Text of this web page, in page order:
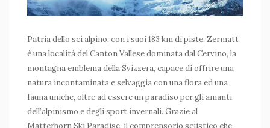
Patria dello sci alpino, con i suoi 183 km di piste, Zermatt
è una località del Canton Vallese dominata dal Cervino, la
montagna emblema della Svizzera, capace di offrire una
natura incontaminata e selvaggia con una flora ed una
fauna uniche, oltre ad essere un paradiso per gli amanti
dell’alpinismo e degli sport invernali. Grazie al
Matterhorn Ski Paradise, il comprensorio sciistico che